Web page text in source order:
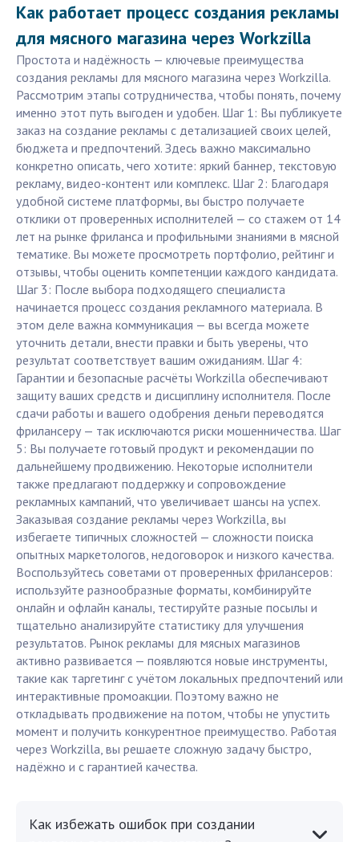
Как работает процесс создания рекламы
для мясного магазина через Workzilla
Простота и надёжность — ключевые преимущества
создания рекламы для мясного магазина через Workzilla.
Рассмотрим этапы сотрудничества, чтобы понять, почему
именно этот путь выгоден и удобен. Шаг 1: Вы публикуете
заказ на создание рекламы с детализацией своих целей,
бюджета и предпочтений. Здесь важно максимально
конкретно описать, чего хотите: яркий баннер, текстовую
рекламу, видео-контент или комплекс. Шаг 2: Благодаря
удобной системе платформы, вы быстро получаете
отклики от проверенных исполнителей — со стажем от 14
лет на рынке фриланса и профильными знаниями в мясной
тематике. Вы можете просмотреть портфолио, рейтинг и
отзывы, чтобы оценить компетенции каждого кандидата.
Шаг 3: После выбора подходящего специалиста
начинается процесс создания рекламного материала. В
этом деле важна коммуникация — вы всегда можете
уточнить детали, внести правки и быть уверены, что
результат соответствует вашим ожиданиям. Шаг 4:
Гарантии и безопасные расчёты Workzilla обеспечивают
защиту ваших средств и дисциплину исполнителя. После
сдачи работы и вашего одобрения деньги переводятся
фрилансеру — так исключаются риски мошенничества. Шаг
5: Вы получаете готовый продукт и рекомендации по
дальнейшему продвижению. Некоторые исполнители
также предлагают поддержку и сопровождение
рекламных кампаний, что увеличивает шансы на успех.
Заказывая создание рекламы через Workzilla, вы
избегаете типичных сложностей — сложности поиска
опытных маркетологов, недоговорок и низкого качества.
Воспользуйтесь советами от проверенных фрилансеров:
используйте разнообразные форматы, комбинируйте
онлайн и офлайн каналы, тестируйте разные посылы и
тщательно анализируйте статистику для улучшения
результатов. Рынок рекламы для мясных магазинов
активно развивается — появляются новые инструменты,
такие как таргетинг с учётом локальных предпочтений или
интерактивные промоакции. Поэтому важно не
откладывать продвижение на потом, чтобы не упустить
момент и получить конкурентное преимущество. Работая
через Workzilla, вы решаете сложную задачу быстро,
надёжно и с гарантией качества.
Как избежать ошибок при создании